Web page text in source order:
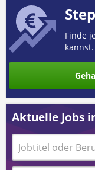
Finde
kannst.
Aktuelle Jobs